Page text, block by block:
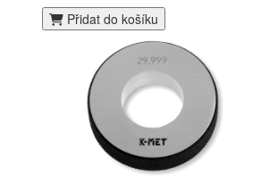
Přidat do košíku